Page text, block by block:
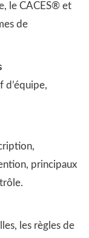
le CACES® et
de
d’équipe,
principaux
les règles de